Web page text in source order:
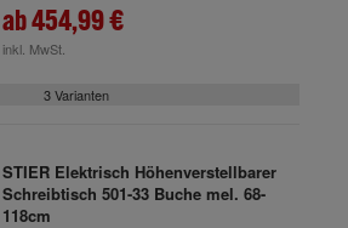
ab454,99 €
inkl. MwSt.
3 Varianten
STIER Elektrisch Höhenverstellbarer
Schreibtisch 501-33 Buche mel. 68-
118cm